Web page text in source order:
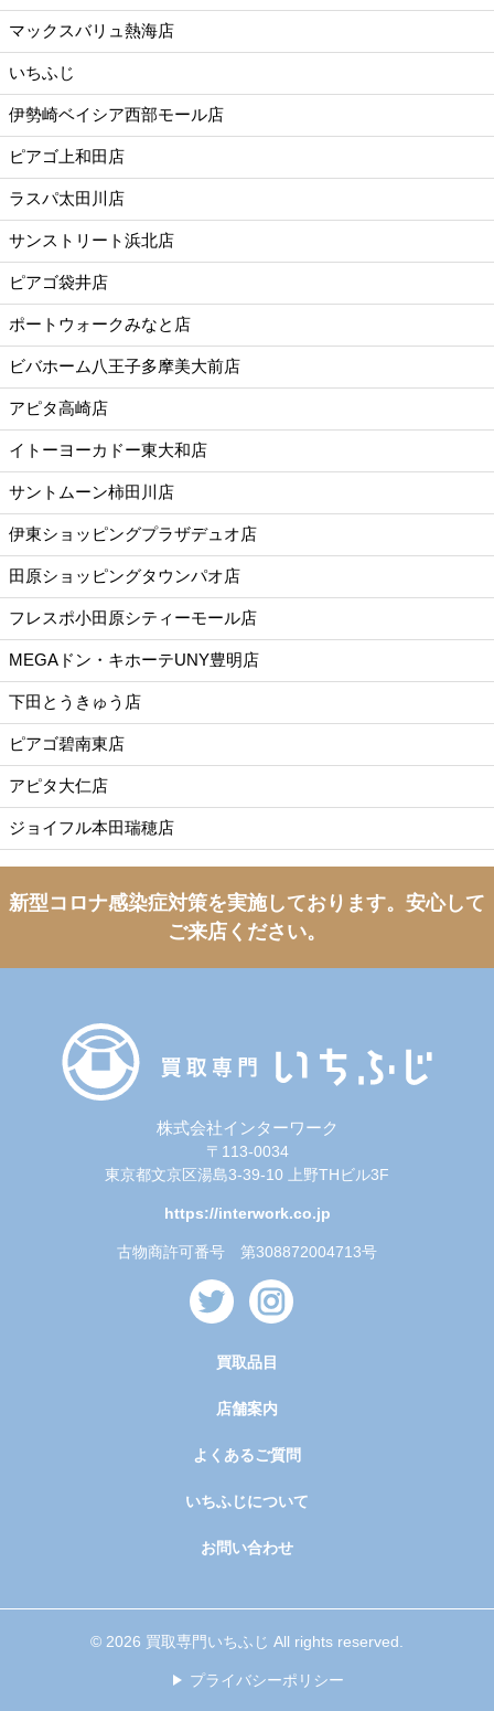
マックスバリュ熱海店
いちふじ
伊勢崎ベイシア西部モール店
ピアゴ上和田店
ラスパ太田川店
サンストリート浜北店
ピアゴ袋井店
ポートウォークみなと店
ビバホーム八王子多摩美大前店
アピタ高崎店
イトーヨーカドー東大和店
サントムーン柿田川店
伊東ショッピングプラザデュオ店
田原ショッピングタウンパオ店
フレスポ小田原シティーモール店
MEGAドン・キホーテUNY豊明店
下田とうきゅう店
ピアゴ碧南東店
アピタ大仁店
ジョイフル本田瑞穂店
新型コロナ感染症対策を実施しております。 安心して
ご来店ください。
株式会社インターワーク
〒113-0034
東京都文京区湯島3-39-10 上野THビル3F
https://interwork.co.jp
古物商許可番号 第308872004713号
買取品目
店舗案内
よくあるご質問
いちふじについて
お問い合わせ
© 2026 買取専門いちふじ All rights reserved.
プライバシーポリシー